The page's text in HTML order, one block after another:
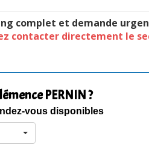
complet et demande
contacter directement le
PERNIN ?
vous disponibles